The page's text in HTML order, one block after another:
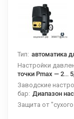
Тип: автоматика
Настройки
точки Рmax — 2…
Заводские
бар: Диапазон
Защита от